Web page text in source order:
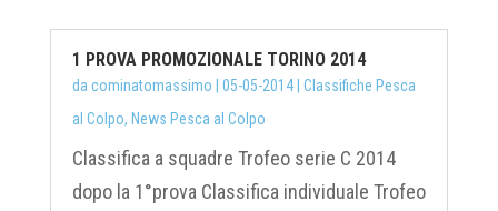
1 PROVA PROMOZIONALE TORINO 2014
da cominatomassimo 05-05-2014| Classifiche Pesca
al Colpo, News Pesca al Colpo
Classifica a squadre Trofeo serie C 2014
dopo la 1°prova Classifica individuale Trofeo